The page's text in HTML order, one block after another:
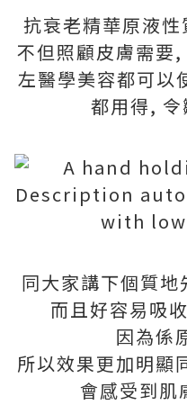
抗衰老精華原液
不但照顧皮膚需要
左醫學美容都可以
都用得,
同大家講下個質
而且好容易吸
因為係
所以效果更加明顯
會感受到肌